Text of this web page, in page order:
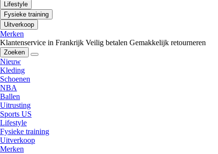
Lifestyle
Fysieke training
Uitverkoop
Merken
Klantenservice in Frankrijk Veilig betalen Gemakkelijk retourneren
Zoeken
Nieuw
Kleding
Schoenen
NBA
Ballen
Uitrusting
Sports US
Lifestyle
Fysieke training
Uitverkoop
Merken